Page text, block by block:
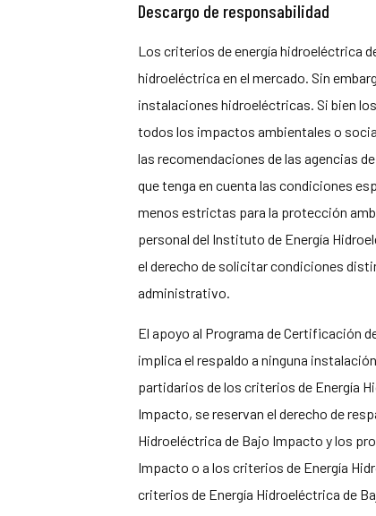
Descargo de responsabilidad
Los criterios de energía hidroeléctrica
hidroeléctrica en el mercado. Sin
instalaciones hidroeléctricas. Si bien
todos los impactos ambientales o
las recomendaciones de las agencias
que tenga en cuenta las condiciones
menos estrictas para la protección
personal del Instituto de Energía
el derecho de solicitar condiciones
administrativo.
El apoyo al Programa de Certificación
implica el respaldo a ninguna
partidarios de los criterios de Energía
Impacto, se reservan el derecho de
Hidroeléctrica de Bajo Impacto y los
Impacto o a los criterios de Energía
criterios de Energía Hidroeléctrica de